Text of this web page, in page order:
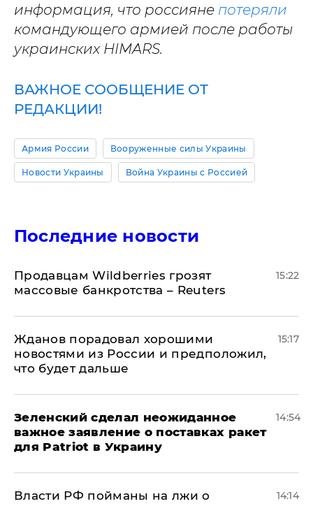
информация, что россияне потеряли
командующего армией после работы
украинских HIMARS.
ВАЖНОЕ СООБЩЕНИЕ ОТ
РЕДАКЦИИ!
Армия России Вооруженные силы Украины
Новости Украины Война Украины с Россией
Последние новости
Продавцам Wildberries грозят
массовые банкротства – Reuters
15:22
Жданов порадовал хорошими
новостями из России и предположил,
что будет дальше
15:17
Зеленский сделал неожиданное
важное заявление о поставках ракет
для Patriot в Украину
14:54
Власти РФ пойманы на лжи о
14:14